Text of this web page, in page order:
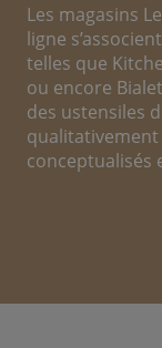
Les magasins
ligne
telles que
ou encore
des ustensiles
conceptualisés